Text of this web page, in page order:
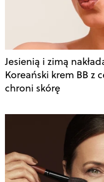
Jesienią i zimą
Koreański krem BB z
chroni skórę